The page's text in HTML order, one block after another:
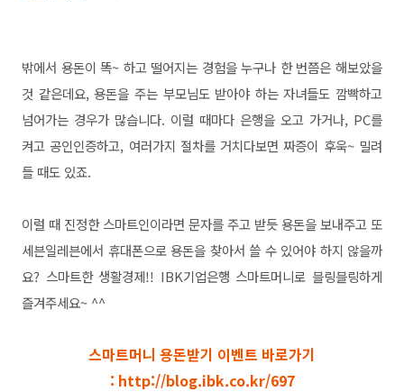
밖에서 용돈이 똑~ 하고 떨어지는 경험을 누구나 한 번쯤은 해보았을
것 같은데요, 용돈을 주는 부모님도 받아야 하는 자녀들도 깜빡하고
넘어가는 경우가 많습니다. 이럴 때마다 은행을 오고 가거나, PC를
켜고 공인인증하고, 여러가지 절차를 거치다보면 짜증이 후욱~ 밀려
들 때도 있죠.
이럴 때 진정한 스마트인이라면 문자를 주고 받듯 용돈을 보내주고 또
세븐일레븐에서 휴대폰으로 용돈을 찾아서 쓸 수 있어야 하지 않을까
요? 스마트한 생활경제!! IBK기업은행 스마트머니로 블링블링하게
즐겨주세요~ ^^
스마트머니 용돈받기 이벤트 바로가기
: http://blog.ibk.co.kr/697